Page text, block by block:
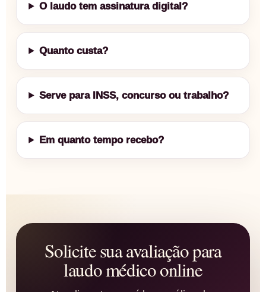
O laudo tem assinatura digital?
Quanto custa?
Serve para INSS, concurso ou trabalho?
Em quanto tempo recebo?
Solicite sua avaliação para
laudo médico online